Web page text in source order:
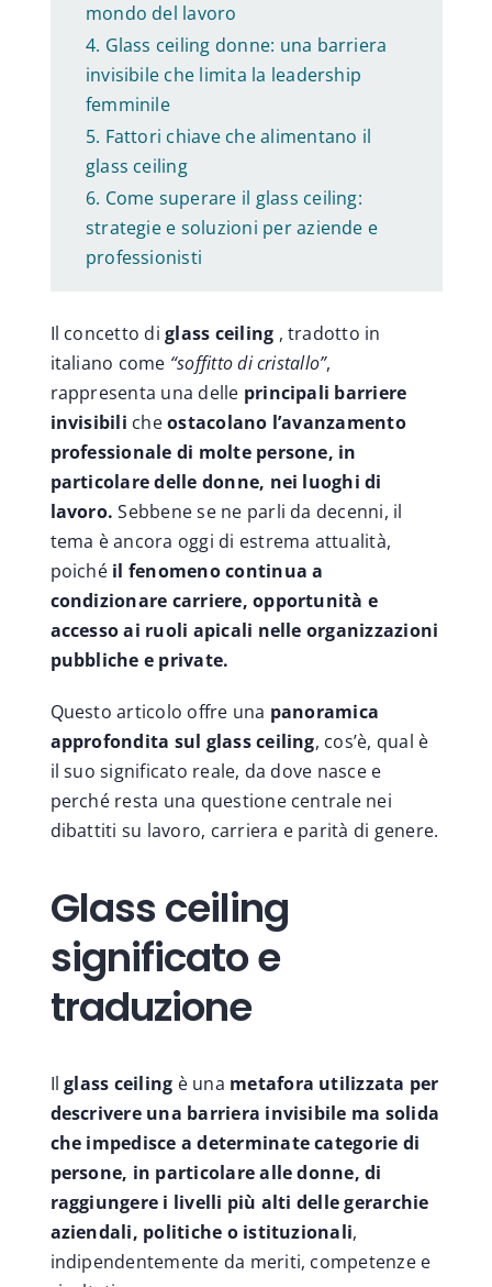
mondo del lavoro
Glass ceiling donne: una barriera
invisibile che limita la leadership
femminile
Fattori chiave che alimentano il
glass ceiling
Come superare il glass ceiling:
strategie e soluzioni per aziende e
professionisti
Il concetto di glass ceiling , tradotto in
italiano come “soffitto di cristallo”,
rappresenta una delle principali barriere
invisibili cheostacolano l’avanzamento
professionale di molte persone, in
particolare delle donne, nei luoghi di
lavoro. Sebbene se ne parli da decenni, il
tema è ancora oggi di estrema attualità,
poichéil fenomeno continua a
condizionare carriere, opportunità e
accesso ai ruoli apicali nelle organizzazioni
pubbliche e private.
Questo articolo offre una panoramica
approfondita sul glass ceiling, cos’è, qual è
il suo significato reale, da dove nasce e
perché resta una questione centrale nei
dibattiti su lavoro, carriera e parità di genere.
Glass ceiling
significato e
traduzione
Il glass ceiling è una metafora utilizzata per
descrivere una barriera invisibile ma solida
che impedisce a determinate categorie di
persone, in particolare alle donne, di
raggiungere i livelli più alti delle gerarchie
aziendali, politiche o istituzionali,
indipendentemente da meriti, competenze e